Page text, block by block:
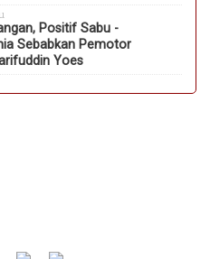
Positif Sabu -
Sebabkan Pemotor
Yoes